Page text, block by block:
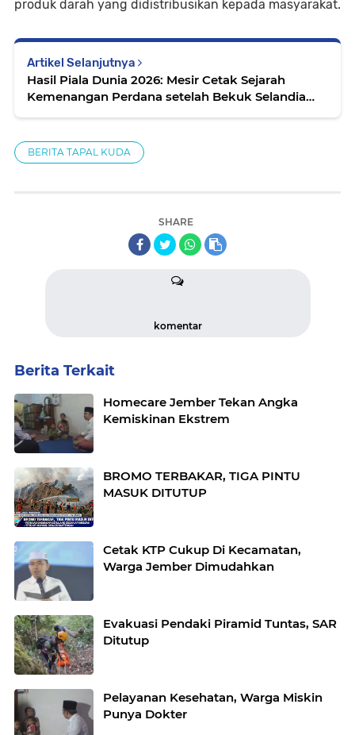
produk darah yang didistribusikan kepada masyarakat.
Artikel Selanjutnya
Hasil Piala Dunia 2026: Mesir Cetak Sejarah
Kemenangan Perdana setelah Bekuk Selandia
BERITA TAPAL KUDA
SHARE
komentar
Berita Terkait
Homecare Jember Tekan Angka
Kemiskinan Ekstrem
BROMO TERBAKAR, TIGA PINTU
MASUK DITUTUP
Cetak KTP Cukup Di Kecamatan,
Warga Jember Dimudahkan
Evakuasi Pendaki Piramid Tuntas, SAR
Ditutup
Pelayanan Kesehatan, Warga Miskin
Punya Dokter